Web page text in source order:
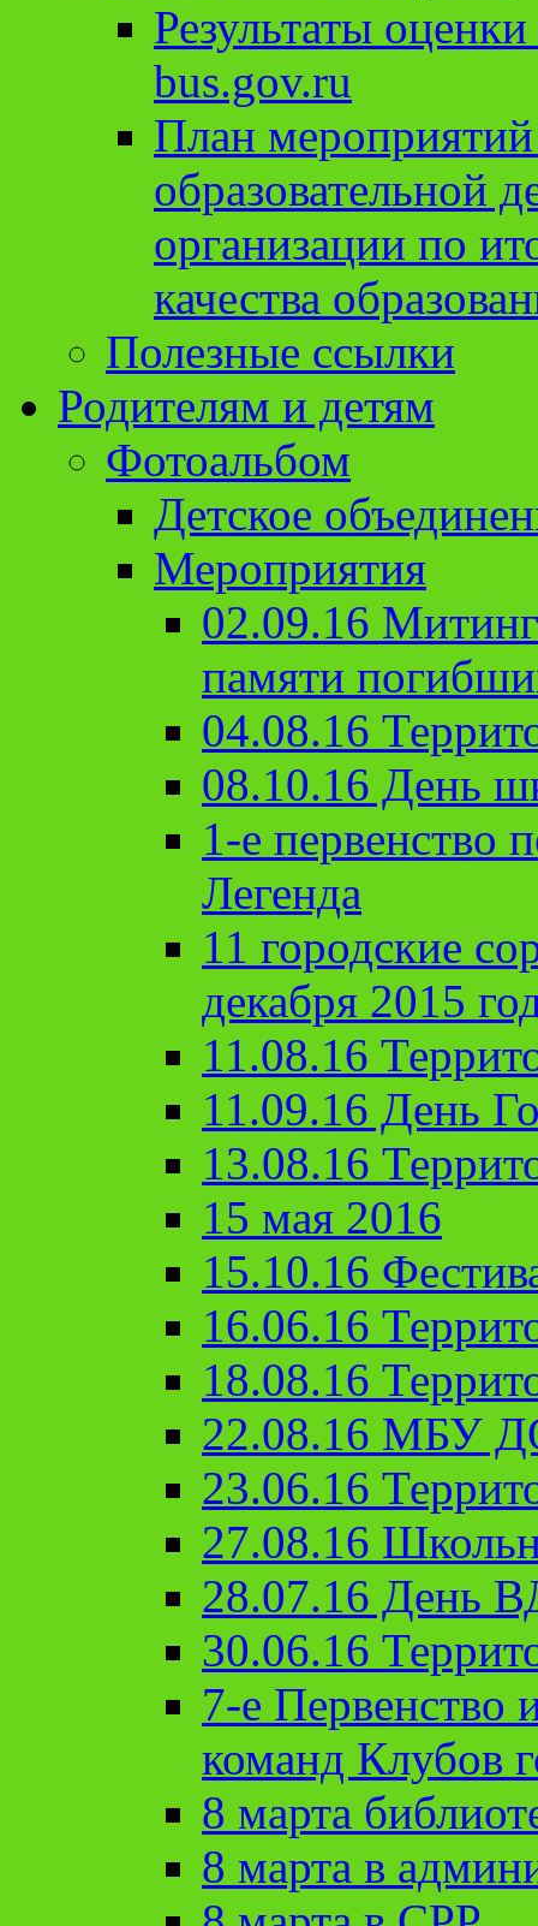
Результаты
bus.gov.ru
План
образовательной
организации по
качества
Полезные ссылки
Родителям и детям
Фотоальбом
Детское
Мероприятия
02.09.16
памяти
04.08.16
08.10.16 День
1-е первенство
Легенда
11 городские
декабря 2015
11.08.16
11.09.16 День
13.08.16
15 мая 2016
15.10.16
16.06.16
18.08.16
22.08.16 МБУ
23.06.16
27.08.16
28.07.16 День
30.06.16
7-е Первенство
команд Клубов
8 марта
8 марта в